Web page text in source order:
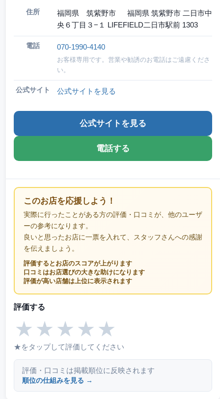
住所
福岡県 筑紫野市 福岡県 筑紫野市 二日市中
央６丁目３−１ LIFEFIELD二日市駅前 1303
電話 070-1990-4140
お客様専用です。営業や勧誘のお電話はご遠慮くださ
い。
公式サイト 公式サイトを見る
公式サイトを見る
電話する
このお店を応援しよう！
実際に行ったことがある方の評価・口コミが、他のユーザ
ーの参考になります。
良いと思ったお店に一票を入れて、スタッフさんへの感謝
を伝えましょう。
評価するとお店のスコアが上がります
口コミはお店選びの大きな助けになります
評価が高い店舗は上位に表示されます
評価する
★ ★ ★ ★ ★
★をタップして評価してください
評価・口コミは掲載順位に反映されます
順位の仕組みを見る →